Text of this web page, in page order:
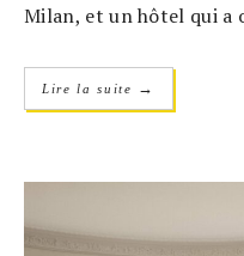
Milan, et un hôtel qui a
Lire la suite →